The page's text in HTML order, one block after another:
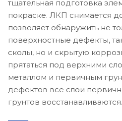
тщательная подготовка
покраске. ЛКП снимается
позволяет обнаружить не
поверхностные дефекты,
сколы, но и скрытую
прятаться под верхними
металлом и первичным
дефектов все слои
грунтов восстанавливаются.